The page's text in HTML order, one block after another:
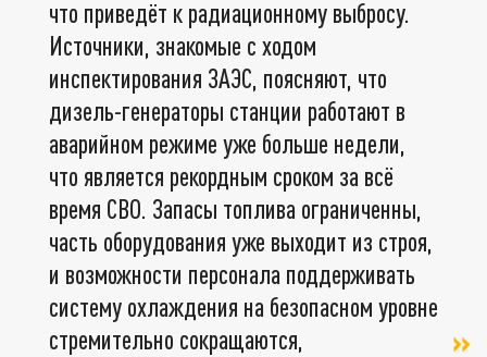
что приведёт к радиационному выбросу.
Источники, знакомые с ходом
инспектирования ЗАЭС, поясняют, что
дизель-генераторы станции работают в
аварийном режиме уже больше недели,
что является рекордным сроком за всё
время СВО. Запасы топлива ограниченны,
часть оборудования уже выходит из строя,
и возможности персонала поддерживать
систему охлаждения на безопасном уровне
стремительно сокращаются,